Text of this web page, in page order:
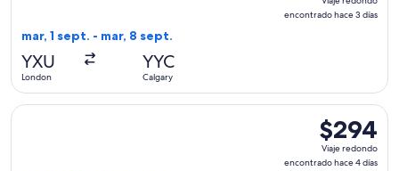
redondo,
encontrado hace 3 días
mar, 1 sept. - mar, 8 sept.
YXU
London
YYC
Calgary
$294
Viaje
redondo,
$294
Viaje redondo
encontrado hace 4 días
Seleccionar vuelo de WestJet, con salida el vie, 4 sept.